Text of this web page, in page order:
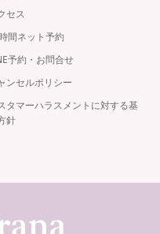
セス
間ネット予約
予約・お問合せ
ンセルポリシー
タマーハラスメントに対する基
針